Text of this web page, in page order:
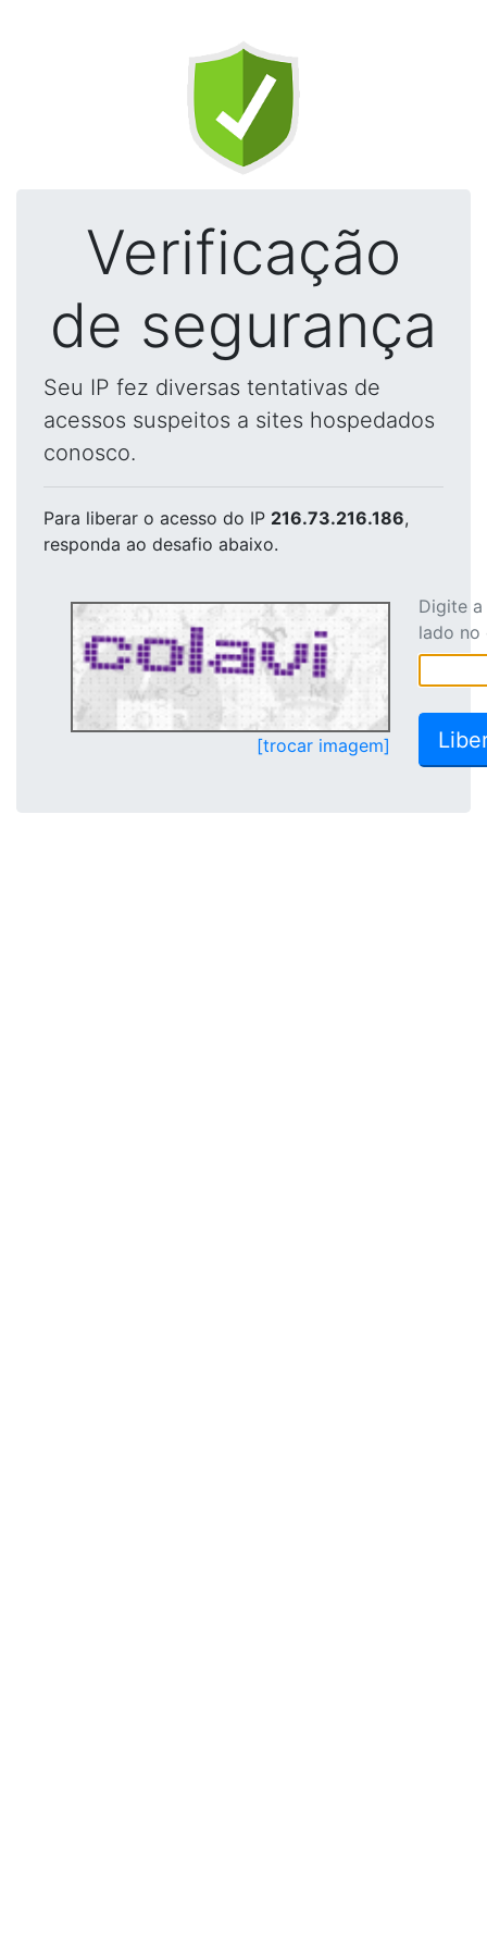
Verificação
de segurança
Seu IP fez diversas tentativas de
acessos suspeitos a sites hospedados
conosco.
Para liberar o acesso do IP 216.73.216.186,
responda ao desafio abaixo.
[trocar imagem]
Digite
lado no